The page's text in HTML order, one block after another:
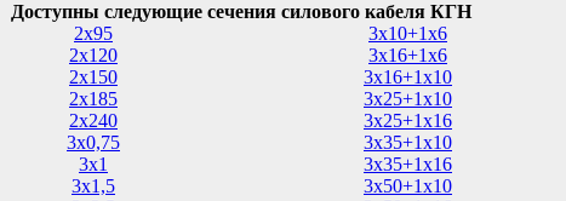
Доступны следующие сечения силового кабеля КГН
2х95
2х120
2х150
2х185
2х240
3х0,75
3х1
3х1,5
3х10+1х6
3х16+1х6
3х16+1х10
3х25+1х10
3х25+1х16
3х35+1х10
3х35+1х16
3х50+1х10